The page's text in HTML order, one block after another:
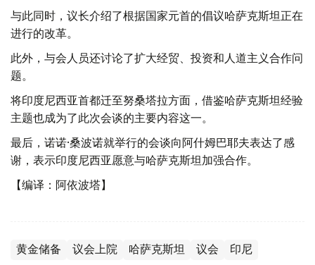
与此同时，议长介绍了根据国家元首的倡议哈萨克斯坦正在
进行的改革。
此外，与会人员还讨论了扩大经贸、投资和人道主义合作问
题。
将印度尼西亚首都迁至努桑塔拉方面，借鉴哈萨克斯坦经验
主题也成为了此次会谈的主要内容这一。
最后，诺诺·桑波诺就举行的会谈向阿什姆巴耶夫表达了感
谢，表示印度尼西亚愿意与哈萨克斯坦加强合作。
【编译：阿依波塔】
黄金储备 议会上院 哈萨克斯坦 议会 印尼